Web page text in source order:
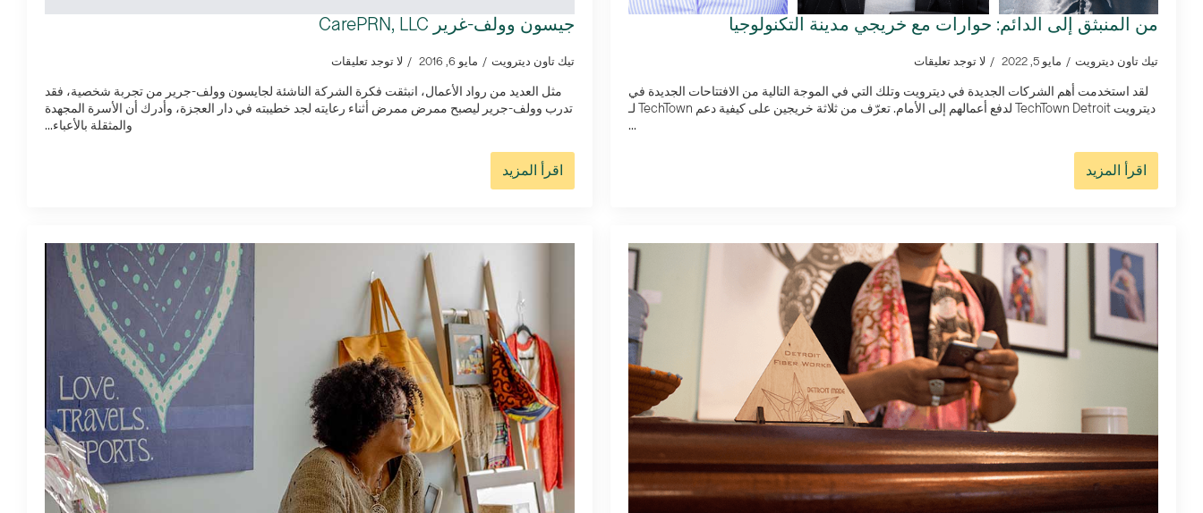
من المنبثق إلى الدائم: حوارات مع خريجي مدينة التكنولوجيا
تيك تاون ديترويت مايو 5, 2022 لا توجد تعليقات
لقد استخدمت أهم الشركات الجديدة في ديترويت وتلك التي في الموجة التالية من الافتتاحات الجديدة في
ديترويت TechTown Detroit لدفع أعمالهم إلى الأمام. تعرّف من ثلاثة خريجين على كيفية دعم TechTown لـ
...
اقرأ المزيد
جيسون وولف-غرير CarePRN, LLC
تيك تاون ديترويت مايو 6, 2016 لا توجد تعليقات
مثل العديد من رواد الأعمال، انبثقت فكرة الشركة الناشئة لجايسون وولف-جرير من تجربة شخصية، فقد
تدرب وولف-جرير ليصبح ممرض ممرض أثناء رعايته لجد خطيبته في دار العجزة، وأدرك أن الأسرة المجهدة
والمثقلة بالأعباء...
اقرأ المزيد